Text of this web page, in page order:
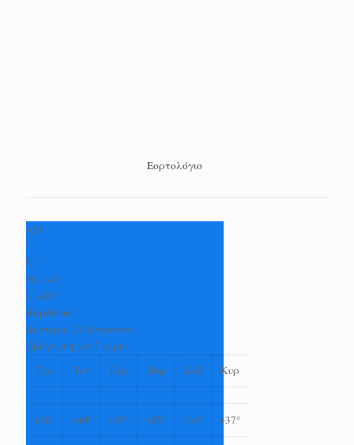
Εορτολόγιο
+33
°
C
H: +34°
L: +25°
Καρδίτσα
Δευτέρα, 10 Αύγουστος
Πρόγνωση για 7 μέρες
Τρι
Τετ Πεμ Παρ Σαβ Κυρ
+36° +40° +39° +35° +34° +37°